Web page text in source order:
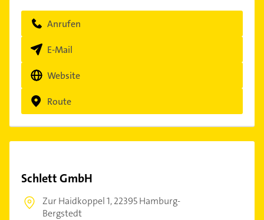
Anrufen
E-Mail
Website
Route
Schlett GmbH
Zur Haidkoppel 1,22395 Hamburg-
Bergstedt